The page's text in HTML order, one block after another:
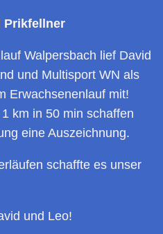
Prikfellner
Walpersbach lief David
und Multisport WN als
Erwachsenenlauf mit!
km in 50 min schaffen
eine Auszeichnung.
schaffte es unser
und Leo!